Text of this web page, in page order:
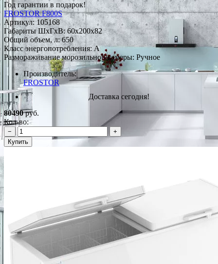
Год гарантии в подарок!
FROSTOR F800S
Артикул: 105168
Габариты ШxГxВ: 60x200x82
Общий объем, л: 650
Класс энергопотребления: A
Размораживание морозильной камеры: Ручное
Производитель:
FROSTOR
Доставка сегодня!
80490руб.
Кол-во:
−
+
Купить